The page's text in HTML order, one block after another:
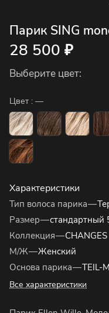
Парик SING
28 500 ₽
Выберите цвет:
Цвет : —
Характеристики
Тип волоса парика—
Размер—стандартный
Коллекция—CHANGES
М/Ж—Женский
Основа парика—TEIL-
Все характеристики